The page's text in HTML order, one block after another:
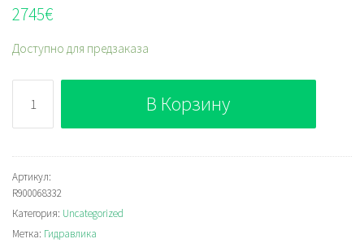
2745€
Доступно для предзаказа
Bosch
Rexroth
P2GF2/013+GF2/006RE01+N01E4
В Корзину
Артикул:
R900068332
Категория: Uncategorized
Метка: Гидравлика